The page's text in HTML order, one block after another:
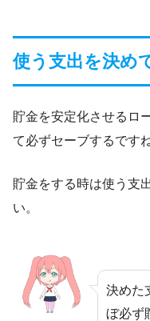
使う支出を決め
貯金を安定化させるロ
て必ずセーブするですね
貯金をする時は使う支
い。
決めた
ぼ必ず